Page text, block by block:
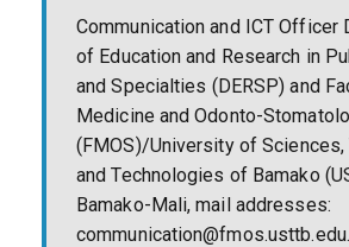
Communication and ICT Officer
of Education and Research in
and Specialties (DERSP) and
Medicine and Odonto-
(FMOS)/University of Sciences,
and Technologies of Bamako
Bamako-Mali, mail addresses: